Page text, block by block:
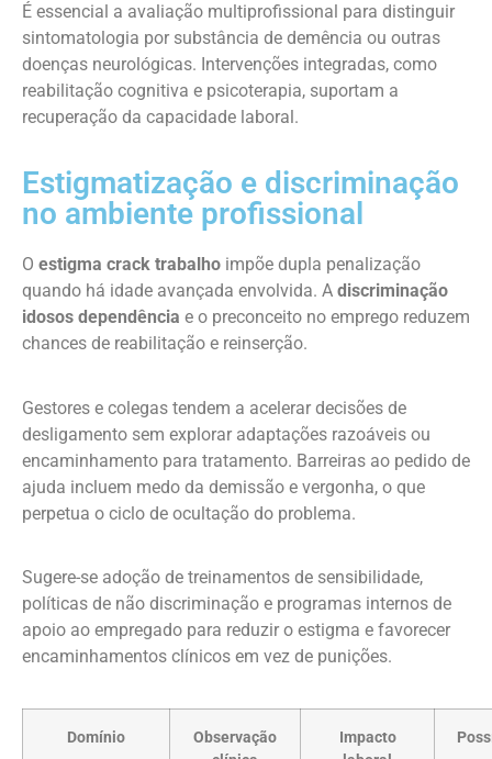
É essencial a avaliação multiprofissional para distinguir
sintomatologia por substância de demência ou outras
doenças neurológicas. Intervenções integradas, como
reabilitação cognitiva e psicoterapia, suportam a
recuperação da capacidade laboral.
Estigmatização e discriminação
no ambiente profissional
O estigma crack trabalho impõe dupla penalização
quando há idade avançada envolvida. A discriminação
idosos dependência e o preconceito no emprego reduzem
chances de reabilitação e reinserção.
Gestores e colegas tendem a acelerar decisões de
desligamento sem explorar adaptações razoáveis ou
encaminhamento para tratamento. Barreiras ao pedido de
ajuda incluem medo da demissão e vergonha, o que
perpetua o ciclo de ocultação do problema.
Sugere-se adoção de treinamentos de sensibilidade,
políticas de não discriminação e programas internos de
apoio ao empregado para reduzir o estigma e favorecer
encaminhamentos clínicos em vez de punições.
Domínio
Observação
Impacto